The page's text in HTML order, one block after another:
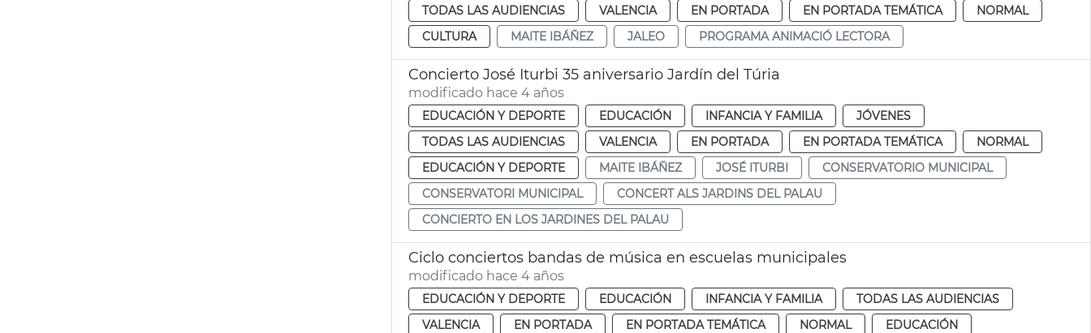
TODAS LAS AUDIENCIAS
VALENCIA EN PORTADA EN PORTADA TEMÁTICA
NORMAL
CULTURA
MAITE IBÁÑEZ JALEO PROGRAMA ANIMACIÓ LECTORA
Concierto José Iturbi 35 aniversario Jardín del Túria
modificado hace 4 años
EDUCACIÓN Y DEPORTE EDUCACIÓN INFANCIA Y FAMILIA
JÓVENES
TODAS LAS AUDIENCIAS
VALENCIA EN PORTADA EN PORTADA TEMÁTICA
NORMAL
EDUCACIÓN Y DEPORTE
MAITE IBÁÑEZ JOSÉ ITURBI
CONSERVATORIO MUNICIPAL
CONSERVATORI MUNICIPAL
CONCERT ALS JARDINS DEL PALAU
CONCIERTO EN LOS JARDINES DEL PALAU
Ciclo conciertos bandas de música en escuelas municipales
modificado hace 4 años
EDUCACIÓN Y DEPORTE EDUCACIÓN INFANCIA Y FAMILIA
TODAS LAS AUDIENCIAS
VALENCIA
EN PORTADA EN PORTADA TEMÁTICA NORMAL
EDUCACIÓN